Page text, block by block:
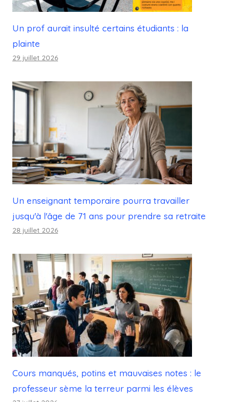
Un prof aurait insulté certains étudiants : la
plainte
29 juillet 2026
Un enseignant temporaire pourra travailler
jusqu'à l'âge de 71 ans pour prendre sa retraite
28 juillet 2026
Cours manqués, potins et mauvaises notes : le
professeur sème la terreur parmi les élèves